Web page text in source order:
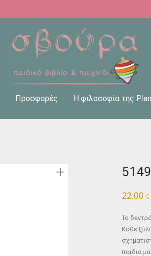
Προσφορές Η φιλοσοφία της
22.00 €
Το
Κάθε
παιδιά